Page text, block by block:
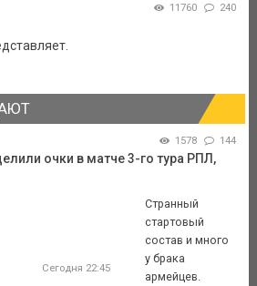
11760 240
1578 144
очки в матче 3-го тура РПЛ,
Сегодня 22:45
Странный
стартовый
состав и много
у брака
армейцев.